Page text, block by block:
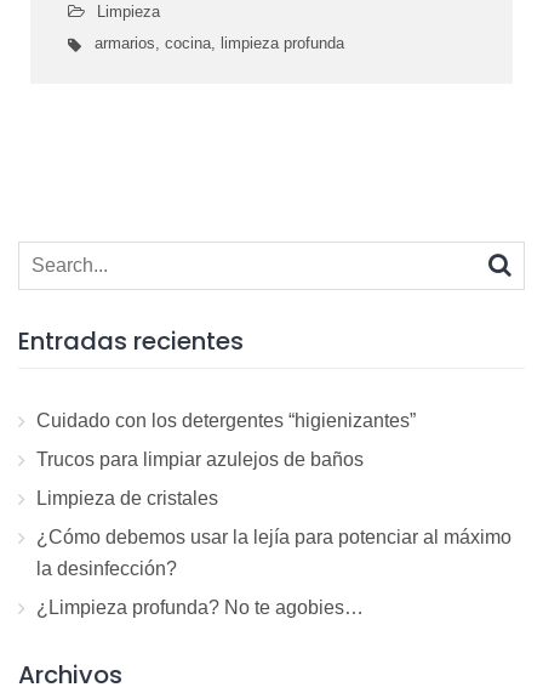
Limpieza
armarios ,cocina limpieza profunda
Search
for:
Entradas recientes
Cuidado con los detergentes “higienizantes”
Trucos para limpiar azulejos de baños
Limpieza de cristales
¿Cómo debemos usar la lejía para potenciar al máximo
la desinfección?
¿Limpieza profunda? No te agobies…
Archivos